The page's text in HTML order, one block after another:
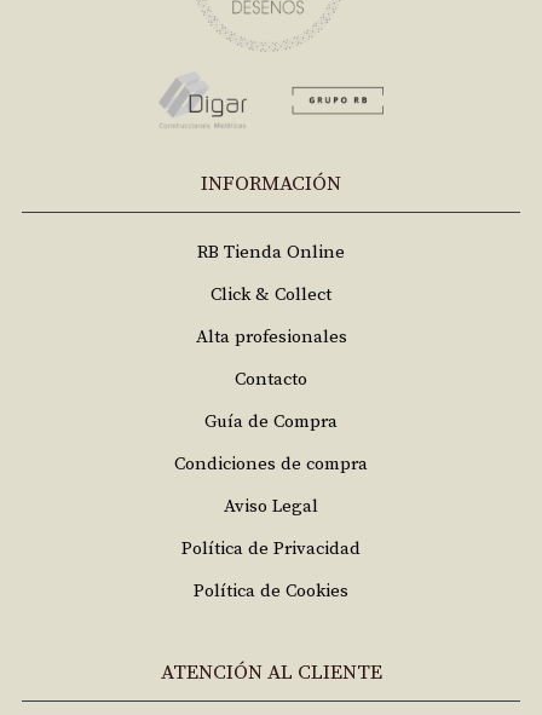
INFORMACIÓN
RB Tienda Online
Click & Collect
Alta profesionales
Contacto
Guía de Compra
Condiciones de compra
Aviso Legal
Política de Privacidad
Política de Cookies
ATENCIÓN AL CLIENTE